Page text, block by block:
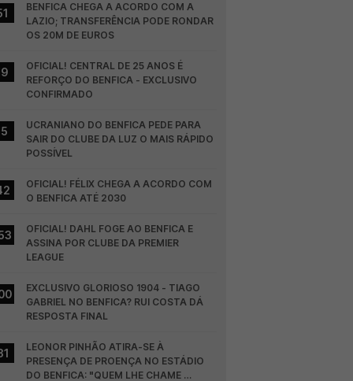
BENFICA CHEGA A ACORDO COM A
LAZIO; TRANSFERÊNCIA PODE RONDAR
OS 20M DE EUROS
OFICIAL! CENTRAL DE 25 ANOS É
REFORÇO DO BENFICA - EXCLUSIVO
CONFIRMADO
UCRANIANO DO BENFICA PEDE PARA
SAIR DO CLUBE DA LUZ O MAIS RÁPIDO
POSSÍVEL
OFICIAL! FÉLIX CHEGA A ACORDO COM
O BENFICA ATÉ 2030
OFICIAL! DAHL FOGE AO BENFICA E
ASSINA POR CLUBE DA PREMIER
LEAGUE
EXCLUSIVO GLORIOSO 1904 - TIAGO
GABRIEL NO BENFICA? RUI COSTA DÁ
RESPOSTA FINAL
LEONOR PINHÃO ATIRA-SE À
PRESENÇA DE PROENÇA NO ESTÁDIO
DO BENFICA: "QUEM LHE CHAME